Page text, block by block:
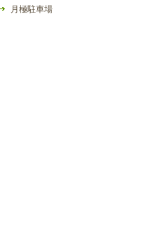
月極駐車場